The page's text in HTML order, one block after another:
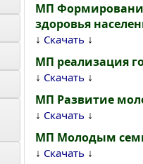
МП
здоровья
↓ Скачать ↓
МП реализация
↓ Скачать ↓
МП Развитие
↓ Скачать ↓
МП Молодым
↓ Скачать ↓